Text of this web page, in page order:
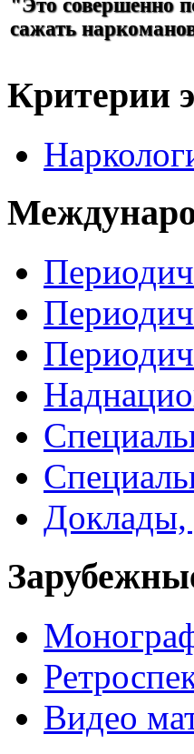
"Это совершенно
сажать
Критерии
Доклады,
Видео